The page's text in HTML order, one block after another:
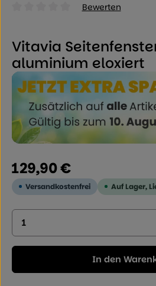
Durchschnittliche Bewertung von
Bewerten
Vitavia
aluminium eloxiert
Regulärer Preis:
129,90 €
Versandkostenfrei Auf Lager,
Produkt Anzahl: Geben
In den